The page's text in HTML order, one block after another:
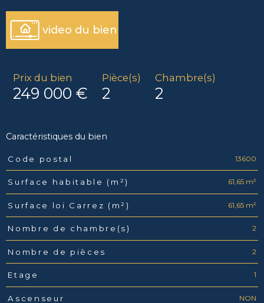
video du bien
Prix du bien
249 000 €
Pièce(s)
2
Chambre(s)
2
Caractéristiques du bien
Caractéristiques Valeurs
Code postal 13600
Surface habitable (m²) 61,65 m²
Surface loi Carrez (m²) 61,65 m²
Nombre de chambre(s) 2
Nombre de pièces 2
Etage 1
Ascenseur NON